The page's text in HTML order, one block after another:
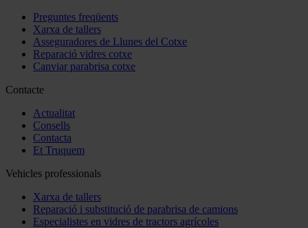
Preguntes freqüents
Xarxa de tallers
Asseguradores de Llunes del Cotxe
Reparació vidres cotxe
Canviar parabrisa cotxe
Contacte
Actualitat
Consells
Contacta
Et Truquem
Vehicles professionals
Xarxa de tallers
Reparació i substitució de parabrisa de camions
Especialistes en vidres de tractors agrícoles